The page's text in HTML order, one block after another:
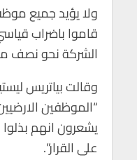
ولا يؤيد جميع
قاموا باضراب
الشركة نحو نصف
وقالت بياتريس
“الموظفين
يشعرون انهم
على القرار”.